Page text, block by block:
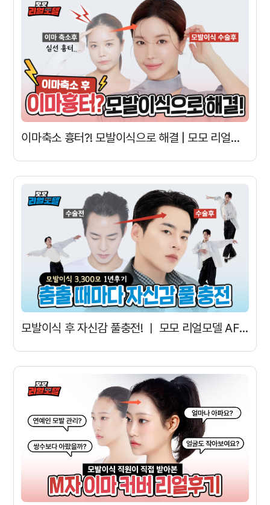
이마축소 흉터?! 모발이식으로 해결 | 모모 리얼모델 AFTER
모발이식 후 자신감 풀충전! ㅣ 모모 리얼모델 AFTER